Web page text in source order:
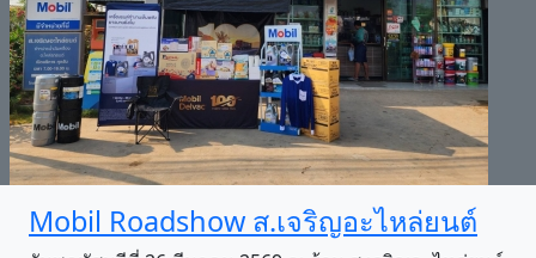
Mobil Roadshow ส.เจริญอะไหล่ยนต์